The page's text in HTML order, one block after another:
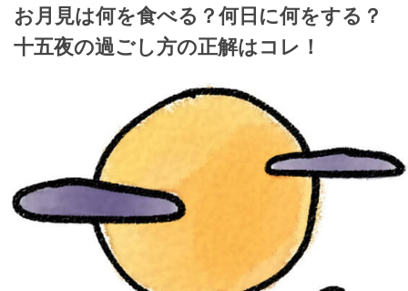
お月見は何を食べる？何日に何をする？
十五夜の過ごし方の正解はコレ！